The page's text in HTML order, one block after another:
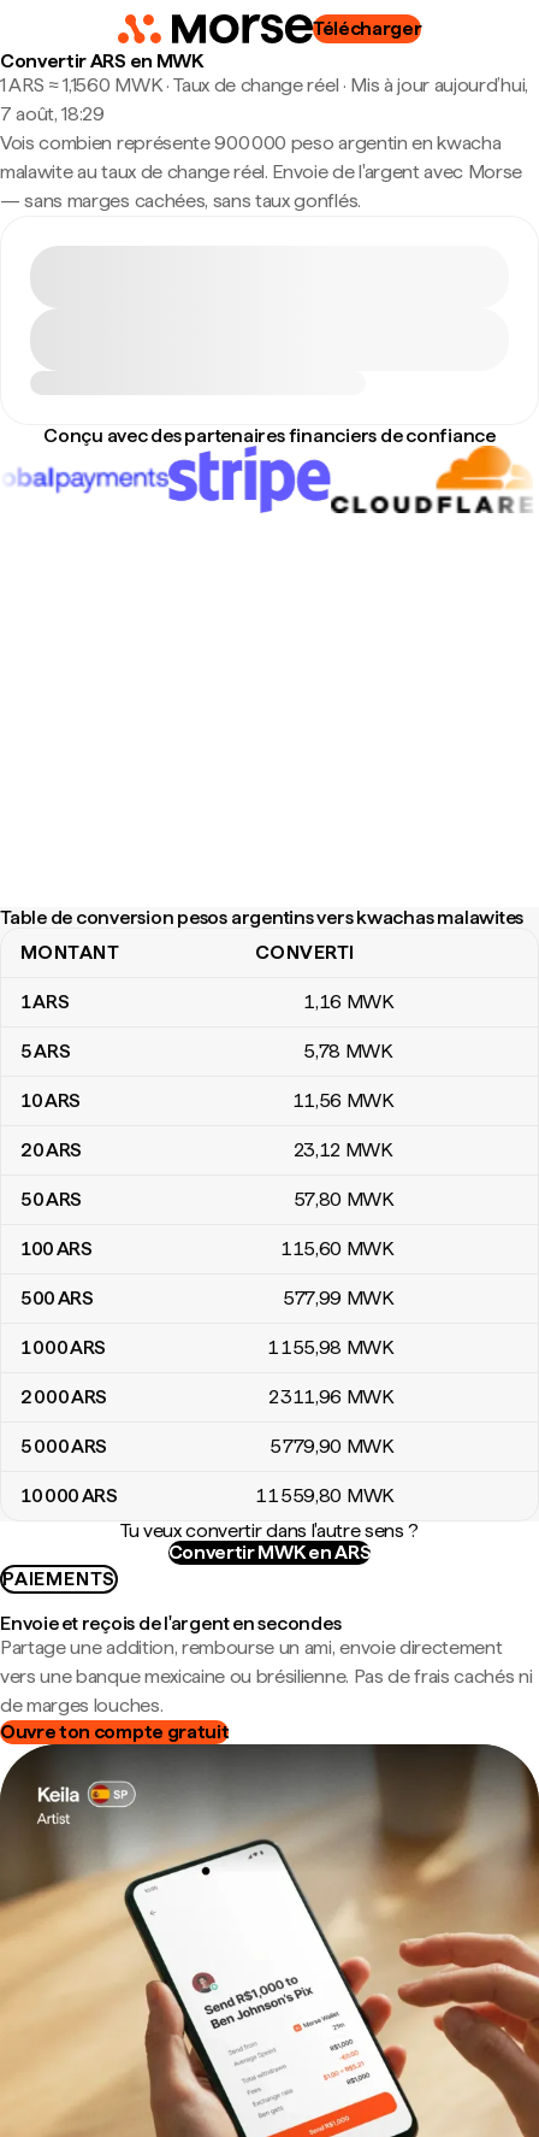
Télécharger
Convertir ARS en MWK
1 ARS ≈ 1,1560 MWK · Taux de change réel · Mis à jour aujourd’hui,
7 août, 18:29
Vois combien représente 900 000 peso argentin en kwacha
malawite au taux de change réel. Envoie de l'argent avec Morse
— sans marges cachées, sans taux gonflés.
Conçu avec des partenaires financiers de confiance
Table de conversion pesos argentins vers kwachas malawites
Table de conversion pesos argentins vers kwachas malawites
MONTANT CONVERTI
1ARS 1,16 MWK
5ARS 5,78 MWK
10ARS 11,56 MWK
20ARS 23,12 MWK
50ARS 57,80 MWK
100ARS 115,60 MWK
500ARS 577,99 MWK
1 000ARS 1 155,98 MWK
2 000ARS 2 311,96 MWK
5 000ARS 5 779,90 MWK
10 000ARS 11 559,80 MWK
Tu veux convertir dans l'autre sens ?
Convertir MWK en ARS
PAIEMENTS
Envoie et reçois de l'argent en secondes
Partage une addition, rembourse un ami, envoie directement
vers une banque mexicaine ou brésilienne. Pas de frais cachés ni
de marges louches.
Ouvre ton compte gratuit